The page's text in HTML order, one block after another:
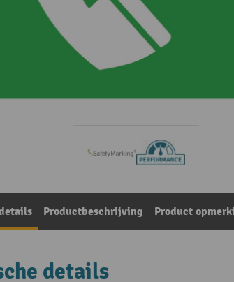
Productbeschrijving Product
details